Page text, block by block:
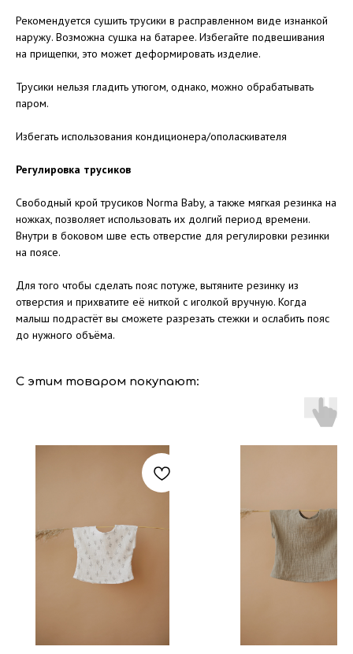
Рекомендуется сушить трусики в расправленном виде изнанкой
наружу. Возможна сушка на батарее. Избегайте подвешивания
на прищепки, это может деформировать изделие.
Трусики нельзя гладить утюгом, однако, можно обрабатывать
паром.
Избегать использования кондиционера/ополаскивателя
Регулировка трусиков
Свободный крой трусиков Norma Baby, а также мягкая резинка на
ножках, позволяет использовать их долгий период времени.
Внутри в боковом шве есть отверстие для регулировки резинки
на поясе.
Для того чтобы сделать пояс потуже, вытяните резинку из
отверстия и прихватите её ниткой с иголкой вручную. Когда
малыш подрастёт вы сможете разрезать стежки и ослабить пояс
до нужного объёма.
С этим товаром покупают: